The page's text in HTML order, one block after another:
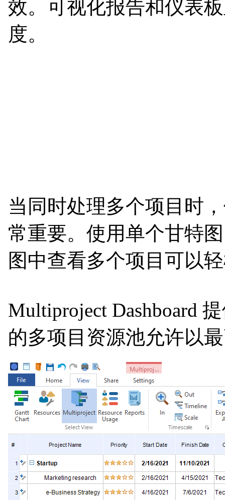
效。可视化报告和仪表
度。
当同时处理多个项目时
常重要。使用单个甘特
图中查看多个项目可以
Multiproject Dashboard
的多项目资源池允许以